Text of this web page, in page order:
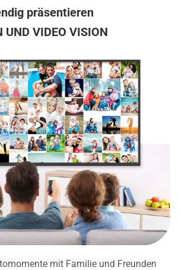
präsentieren
UND VIDEO VISION
mit Familie und Freunden